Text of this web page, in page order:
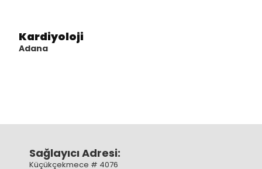
Kardiyoloji
Adana
Sağlayıcı Adresi:
Küçükçekmece # 4076